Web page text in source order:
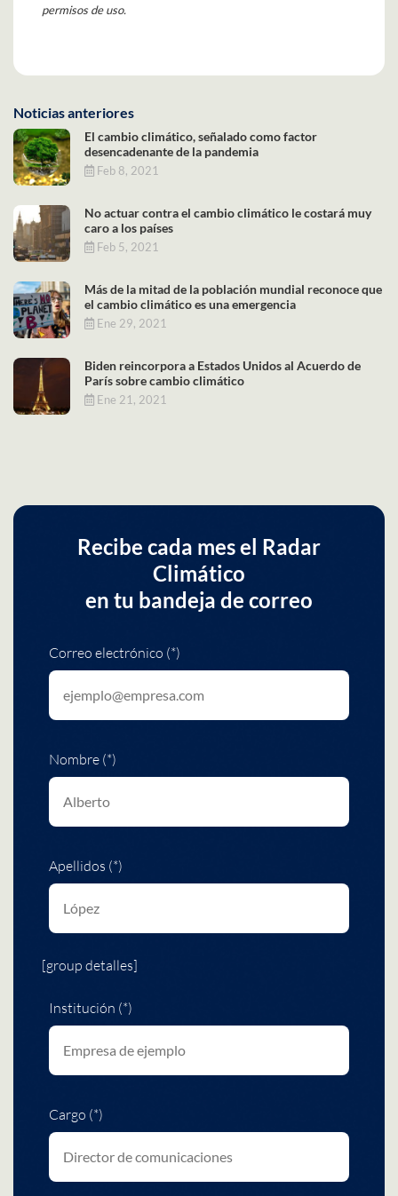
permisos de uso.
Noticias anteriores
El cambio climático, señalado como factor
desencadenante de la pandemia
Feb 8, 2021
No actuar contra el cambio climático le costará muy
caro a los países
Feb 5, 2021
Más de la mitad de la población mundial reconoce que
el cambio climático es una emergencia
Ene 29, 2021
Biden reincorpora a Estados Unidos al Acuerdo de
París sobre cambio climático
Ene 21, 2021
Recibe cada mes el Radar
Climático
en tu bandeja de correo
Correo electrónico (*)
Nombre (*)
Apellidos (*)
[group detalles]
Institución (*)
Cargo (*)